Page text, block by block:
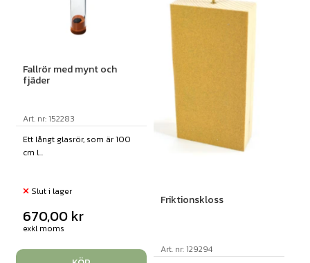
Fallrör med mynt och
fjäder
Art. nr: 152283
Ett långt glasrör, som är 100
cm l...
Slut i lager
670,00 kr
exkl moms
Friktionskloss
Art. nr: 129294